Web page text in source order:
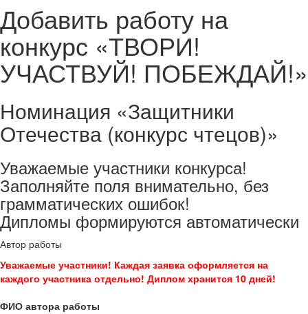
Добавить работу на
конкурс «ТВОРИ!
УЧАСТВУЙ! ПОБЕЖДАЙ!»
Номинация «Защитники
Отечества (конкурс чтецов)»
Уважаемые участники конкурса!
Заполняйте поля внимательно, без
грамматических ошибок!
Дипломы формируются автоматически
Автор работы
Уважаемые участники! Каждая заявка оформляется на
каждого участника отдельно! Диплом хранится 10 дней!
ФИО автора работы